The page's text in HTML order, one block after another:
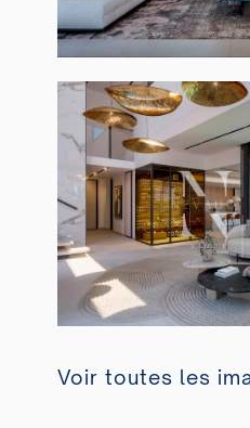
Voir toutes les